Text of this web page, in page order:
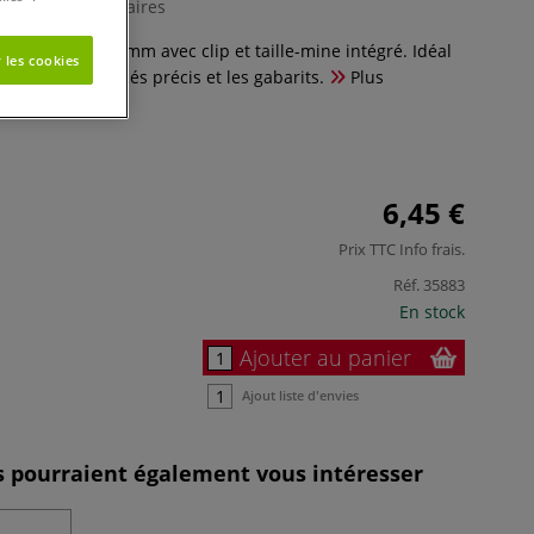
0 Commentaires
Versatil 2 mm avec clip et taille-mine intégré. Idéal
les tracés précis et les gabarits.
Plus
6,45 €
Prix TTC Info frais.
Réf. 35883
En stock
Ajouter au panier
Ajout liste d'envies
pourraient également vous intéresser
cookies